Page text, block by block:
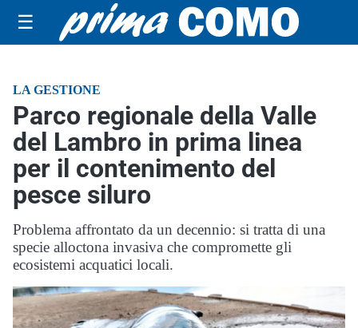
☰
LA GESTIONE
Parco regionale della Valle
del Lambro in prima linea
per il contenimento del
pesce siluro
Problema affrontato da un decennio: si tratta di una
specie alloctona invasiva che compromette gli
ecosistemi acquatici locali.